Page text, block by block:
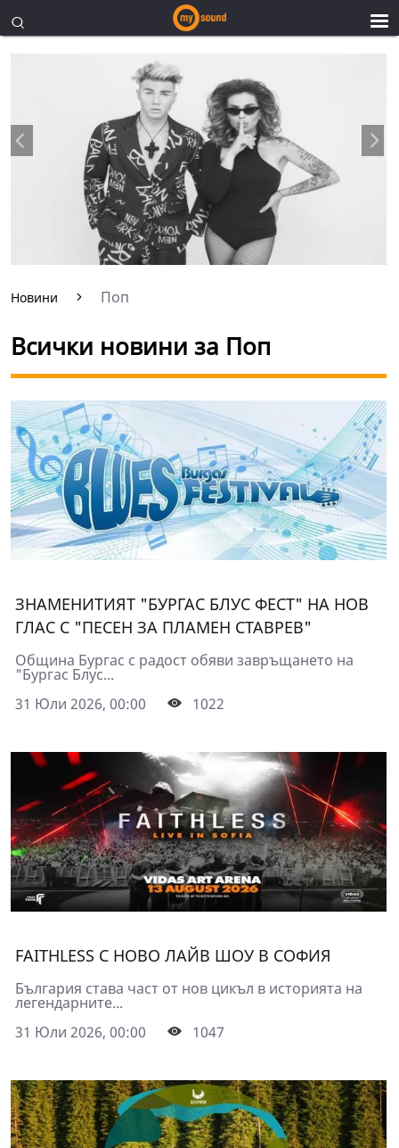
Новини Поп
Всички новини за Поп
ЗНАМЕНИТИЯТ "БУРГАС БЛУС ФЕСТ" НА НОВ
ГЛАС С "ПЕСЕН ЗА ПЛАМЕН СТАВРЕВ"
Община Бургас с радост обяви завръщането на
"Бургас Блус...
31 Юли 2026, 00:00
1022
FAITHLESS С НОВО ЛАЙВ ШОУ В СОФИЯ
България става част от нов цикъл в историята на
легендарните...
31 Юли 2026, 00:00
1047